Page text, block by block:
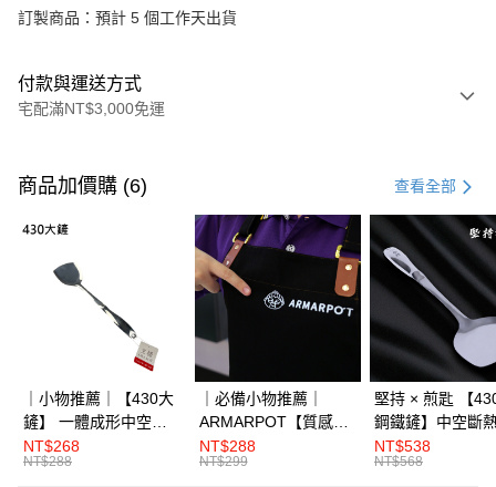
訂製商品：預計 5 個工作天出貨
付款與運送方式
宅配滿NT$3,000免運
信用卡一次付款
LINE Pay
Apple Pay
大哥付你分期
相關說明
【大哥付你分期使用說明】
1.本服務由台灣大哥大提供，台灣大哥大用戶可立即使用無須另外申請。
AFTEE先享後付
商品加價購 (6) 查看全部
｜小物推薦｜【430大
鏟】 一體成形中空斷
熱
NT$268
NT$288
｜必備小物推薦｜
ARMARPOT【質感圍
裙】厚實帆布設計 防
潑水 耐髒易清潔
NT$288
NT$299
堅持 × 煎匙 【
鋼鐵鏟】中空斷
體成形
NT$538
NT$568